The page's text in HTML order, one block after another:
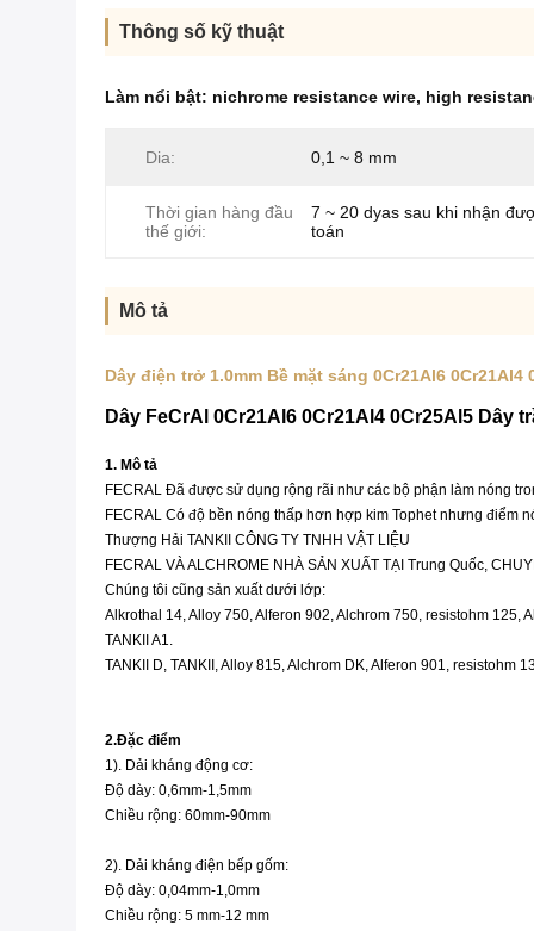
Thông số kỹ thuật
Làm nổi bật: nichrome resistance wire, high
Dia: 0,1 ~ 8 mm
Thời gian hàng đầu
thế giới:
7 ~ 20 dyas sau khi nhận
toán
Mô tả
Dây điện trở 1.0mm Bề mặt sáng 0Cr21Al6 0Cr21Al4
Dây FeCrAl 0Cr21Al6 0Cr21Al4 0Cr25Al5
1. Mô tả
FECRAL Đã được sử dụng rộng rãi như các bộ phận làm nóng
FECRAL Có độ bền nóng thấp hơn hợp kim Tophet nhưng điểm
Thượng Hải TANKII CÔNG TY TNHH VẬT LIỆU
FECRAL VÀ ALCHROME NHÀ SẢN XUẤT TẠI Trung Quốc,
Chúng tôi cũng sản xuất dưới lớp:
Alkrothal 14, Alloy 750, Alferon 902, Alchrom 750, resistohm 125,
TANKII A1.
TANKII D, TANKII, Alloy 815, Alchrom DK, Alferon 901, resistohm
2.Đặc điểm
1). Dải kháng động cơ:
Độ dày: 0,6mm-1,5mm
Chiều rộng: 60mm-90mm
2). Dải kháng điện bếp gốm:
Độ dày: 0,04mm-1,0mm
Chiều rộng: 5 mm-12 mm